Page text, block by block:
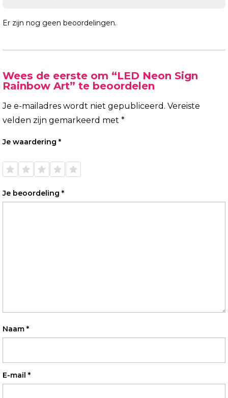
Er zijn nog geen beoordelingen.
Wees de eerste om “LED Neon Sign
Rainbow Art” te beoordelen
Je e-mailadres wordt niet gepubliceerd. Vereiste
velden zijn gemarkeerd met *
Je waardering *
de 5
de 5
de 5
de 5
de 5
Je beoordeling *
Naam *
E-mail *